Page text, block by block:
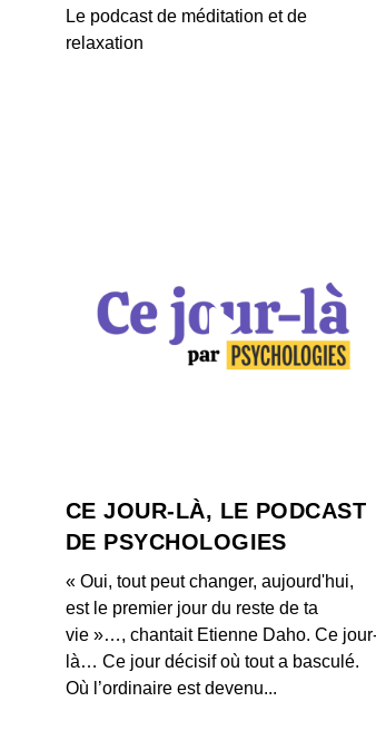
Le podcast de méditation et de
relaxation
CE JOUR-LÀ, LE PODCAST
DE PSYCHOLOGIES
« Oui, tout peut changer, aujourd'hui,
est le premier jour du reste de ta
vie »…, chantait Etienne Daho. Ce
là… Ce jour décisif où tout a basculé.
Où l’ordinaire est devenu...